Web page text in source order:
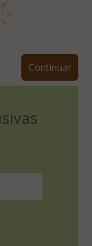
Continuar